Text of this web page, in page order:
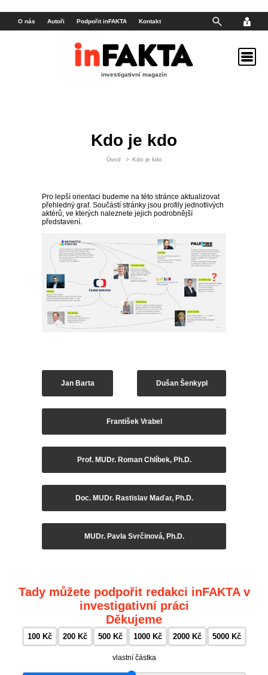
Kdo je kdo
Úvod > Kdo je kdo
Pro lepší orientaci budeme na této stránce aktualizovat
přehledný graf. Součástí stránky jsou profily jednotlivých
aktérů, ve kterých naleznete jejich podrobnější
představení.
Jan Barta Dušan Šenkypl
František Vrabel
Prof. MUDr. Roman Chlíbek, Ph.D.
Doc. MUDr. Rastislav Maďar, Ph.D.
MUDr. Pavla Svrčinová, Ph.D.
investigativní magazín
O nás Autoři Podpořit inFAKTA Kontakt
Tady můžete podpořit redakci inFAKTA v
investigativní práci
Děkujeme
100 Kč 200 Kč 500 Kč 1000 Kč 2000 Kč 5000 Kč
vlastní částka